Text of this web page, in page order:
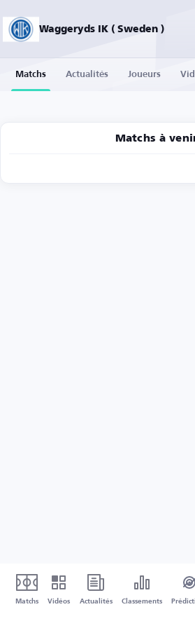
Waggeryds IK ( Sweden )
Matchs Actualités Joueurs
Matchs à
Matchs Vidéos Actualités Classements